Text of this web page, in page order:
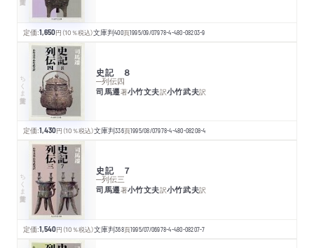
定価:1,650円 （10％税込）文庫判400頁1995/09/07978-4-480-08203-9
ちくま学芸文庫 史記 ８
─列伝四
司馬遷著小竹文夫訳小竹武夫訳
定価:1,430円 （10％税込）文庫判336頁1995/08/07978-4-480-08208-4
ちくま学芸文庫 史記 ７
─列伝三
司馬遷著小竹文夫訳小竹武夫訳
定価:1,540円 （10％税込）文庫判368頁1995/07/06978-4-480-08207-7